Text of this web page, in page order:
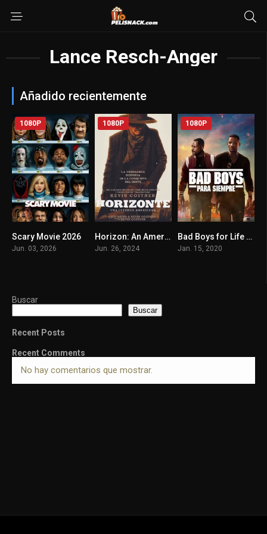
Lance Resch-Anger
Añadido recientemente
0
1080P
Scary Movie 2026
Jun. 03, 2026
6.6
1080P
Horizon: An American Saga – Capítulo 1 2024
Jun. 26, 2024
6.5
1080P
Bad Boys for Life 2020
Jan. 15, 2020
Buscar
Buscar
Recent Posts
Recent Comments
No hay comentarios que mostrar.